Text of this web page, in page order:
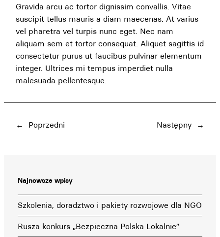
Gravida arcu ac tortor dignissim convallis. Vitae
suscipit tellus mauris a diam maecenas. At varius
vel pharetra vel turpis nunc eget. Nec nam
aliquam sem et tortor consequat. Aliquet sagittis id
consectetur purus ut faucibus pulvinar elementum
integer. Ultrices mi tempus imperdiet nulla
malesuada pellentesque.
← Poprzedni Następny →
Najnowsze wpisy
Szkolenia, doradztwo i pakiety rozwojowe dla NGO
Rusza konkurs „Bezpieczna Polska Lokalnie”